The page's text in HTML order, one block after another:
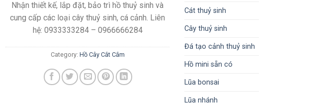
Nhận thiết kế, lắp đặt, bảo trì hồ thuỷ sinh và
cung cấp các loại cây thuỷ sinh, cá cảnh. Liên
hệ: 0933333284 – 0966666284
Category: Hồ Cây Cắt Cắm
Cát thuỷ sinh
Cây thuỷ sinh
Đá tạo cảnh thuỷ sinh
Hồ mini sẵn có
Lũa bonsai
Lũa nhánh